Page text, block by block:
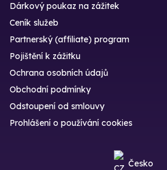
Dárkový poukaz na zážitek
Ceník služeb
Partnerský (affiliate) program
Pojištění k zážitku
Ochrana osobních údajů
Obchodní podmínky
Odstoupení od smlouvy
Prohlášení o používání cookies
Česko